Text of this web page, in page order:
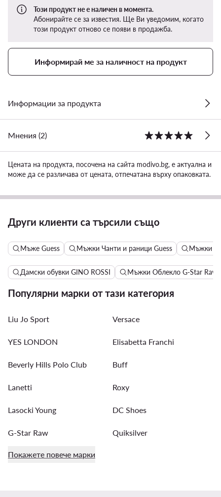
Този продукт не е наличен в момента.
Абонирайте се за известия. Ще Ви уведомим, когато
този продукт отново се появи в продажба.
Информирай ме за наличност на продукт
Информации за продукта
Мнения (2)
Цената на продукта, посочена на сайта modivo.bg, е актуална и
може да се различава от цената, отпечатана върху опаковката.
Други клиенти са търсили също
Мъже Guess Мъжки Чанти и раници Guess Мъжки
Дамски обувки GINO ROSSI Мъжки Облекло G-Star Raw
Популярни марки от тази категория
Liu Jo Sport Versace
YES LONDON Elisabetta Franchi
Beverly Hills Polo Club Buff
Lanetti Roxy
Lasocki Young DC Shoes
G-Star Raw Quiksilver
Покажете повече марки